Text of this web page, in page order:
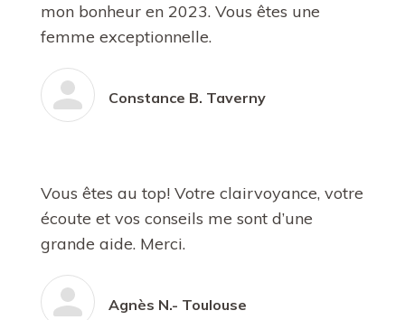
mon bonheur en 2023. Vous êtes une
femme exceptionnelle.
Constance B. Taverny
Vous êtes au top! Votre clairvoyance, votre
écoute et vos conseils me sont d’une
grande aide. Merci.
Agnès N.- Toulouse